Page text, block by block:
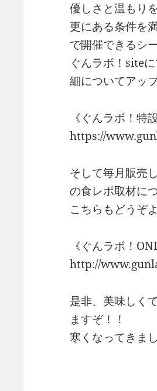
優しさと温もり
更にある条件を
で開催できるシ
ぐんラボ！site
細についてアッ
《ぐんラボ！特
https://
そして毎月販売
の食レポ取材に
こちらもどうぞ
《ぐんラボ！
http://
是非、美味しく
ますぞ！！
寒くなってきま